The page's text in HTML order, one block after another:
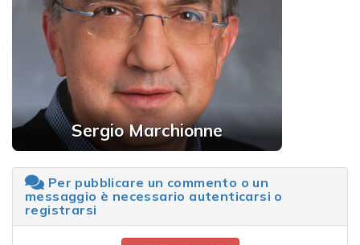
Sergio Marchionne
Per pubblicare un commento o un
messaggio è necessario autenticarsi o
registrarsi